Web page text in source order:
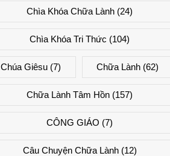
Chìa Khóa Chữa Lành (24)
Chìa Khóa Tri Thức (104)
Chúa Giêsu (7) Chữa Lành(62)
Chữa Lành Tâm Hồn (157)
CÔNG GIÁO (7)
Câu Chuyện Chữa Lành(12)